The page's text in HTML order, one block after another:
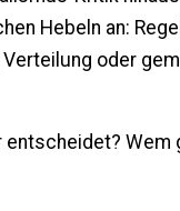
Hebeln an:
oder
entscheidet? Wem